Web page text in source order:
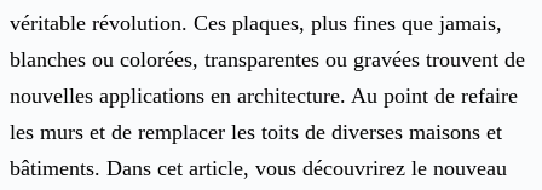
véritable révolution. Ces plaques, plus fines que jamais,
blanches ou colorées, transparentes ou gravées trouvent de
nouvelles applications en architecture. Au point de refaire
les murs et de remplacer les toits de diverses maisons et
bâtiments. Dans cet article, vous découvrirez le nouveau